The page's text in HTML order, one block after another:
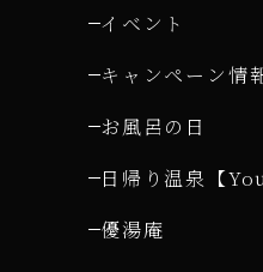
イベント
キャンペーン情
お風呂の日
日帰り温泉【
優湯庵